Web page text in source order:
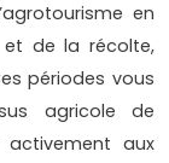
en
de la récolte,
périodes vous
agricole de
aux